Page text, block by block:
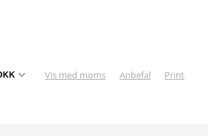
Vis med moms Anbefal Print